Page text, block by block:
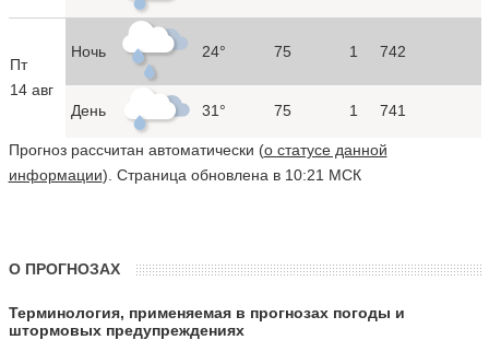
Пт
14 авг
Ночь 24° 75 1 742
День 31° 75 1 741
Прогноз рассчитан автоматически (о статусе данной
информации). Страница обновлена в 10:21 МСК
О ПРОГНОЗАХ
Терминология, применяемая в прогнозах погоды и
штормовых предупреждениях